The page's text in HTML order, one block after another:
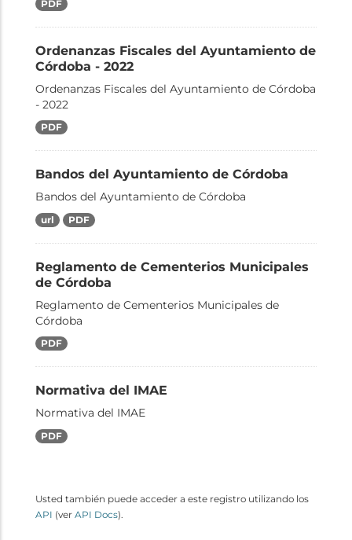
PDF
Ordenanzas Fiscales del Ayuntamiento de
Córdoba - 2022
Ordenanzas Fiscales del Ayuntamiento de Córdoba
- 2022
PDF
Bandos del Ayuntamiento de Córdoba
Bandos del Ayuntamiento de Córdoba
url PDF
Reglamento de Cementerios Municipales
de Córdoba
Reglamento de Cementerios Municipales de
Córdoba
PDF
Normativa del IMAE
Normativa del IMAE
PDF
Usted también puede acceder a este registro utilizando los
API (ver API Docs).